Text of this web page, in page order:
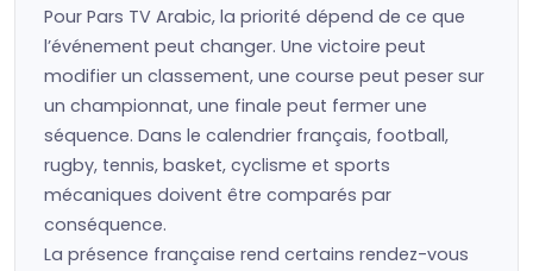
Pour Pars TV Arabic, la priorité dépend de ce que
l’événement peut changer. Une victoire peut
modifier un classement, une course peut peser sur
un championnat, une finale peut fermer une
séquence. Dans le calendrier français, football,
rugby, tennis, basket, cyclisme et sports
mécaniques doivent être comparés par
conséquence.
La présence française rend certains rendez-vous